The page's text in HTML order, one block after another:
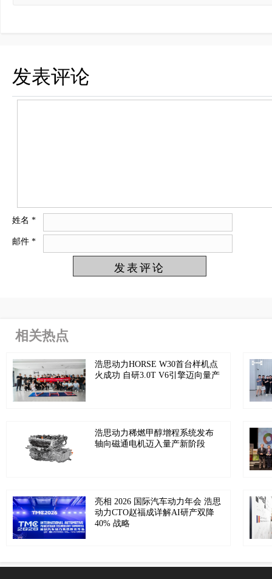
发表评论
姓名 *
邮件 *
相关热点
浩思动力HORSE W30首台样机点
火成功 自研3.0T V6引擎迈向量产
浩思动力稀燃甲醇增程系统发布
轴向磁通电机迈入量产新阶段
亮相 2026 国际汽车动力年会 浩思
动力CTO赵福成详解AI研产双降
40% 战略